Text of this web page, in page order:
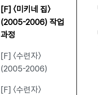
[F] 〈미키네 집〉
(2005-2006) 작업
과정
[F] 〈수련자〉
(2005-2006)
[F] 〈수련자〉